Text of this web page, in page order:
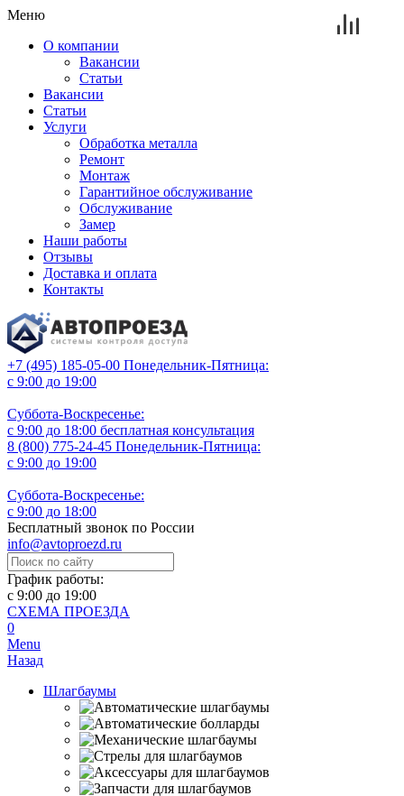
Меню
О компании
Вакансии
Статьи
Вакансии
Статьи
Услуги
Обработка металла
Ремонт
Монтаж
Гарантийное обслуживание
Обслуживание
Замер
Наши работы
Отзывы
Доставка и оплата
Контакты
+7 (495) 185-05-00 Понедельник-Пятница:
с 9:00 до 19:00
Суббота-Воскресенье:
с 9:00 до 18:00 бесплатная консультация
8 (800) 775-24-45 Понедельник-Пятница:
с 9:00 до 19:00
Суббота-Воскресенье:
с 9:00 до 18:00
Бесплатный звонок по России
info@avtoproezd.ru
График работы:
с 9:00 до 19:00
СХЕМА ПРОЕЗДА
0
Menu
Назад
Шлагбаумы